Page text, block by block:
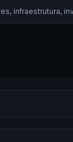
infraestrutura,